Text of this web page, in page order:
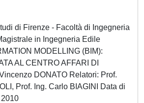
di Firenze - Facoltà di Ingegneria
in Ingegneria Edile
MODELLING (BIM):
AL CENTRO AFFARI DI
DONATO Relatori: Prof.
Prof. Ing. Carlo BIAGINI Data di
2010